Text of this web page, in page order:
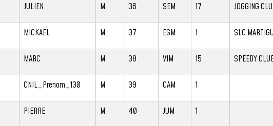
JULIEN M 36 SEM 17 JOGGING
MICKAEL M 37 ESM 1 SLC
MARC M 38 V1M 15 SPEEDY
CNIL_Prenom_130 M 39 CAM 1
PIERRE M 40 JUM 1